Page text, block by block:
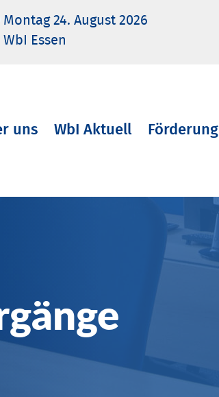
Montag 24. August 2026
WbI Essen
uns WbI Aktuell